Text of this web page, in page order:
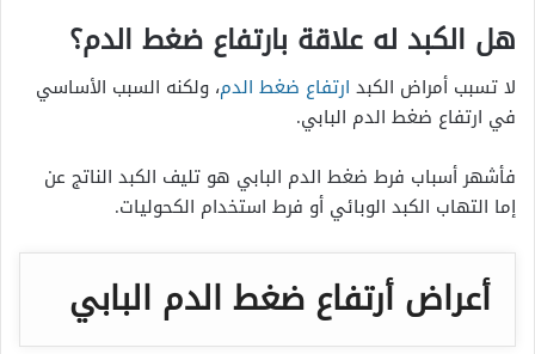
هل الكبد له علاقة بارتفاع ضغط الدم؟
لا تسبب أمراض الكبد ارتفاع ضغط الدم، ولكنه السبب الأساسي
في ارتفاع ضغط الدم البابي.
فأشهر أسباب فرط ضغط الدم البابي هو تليف الكبد الناتج عن
إما التهاب الكبد الوبائي أو فرط استخدام الكحوليات.
أعراض أرتفاع ضغط الدم البابي